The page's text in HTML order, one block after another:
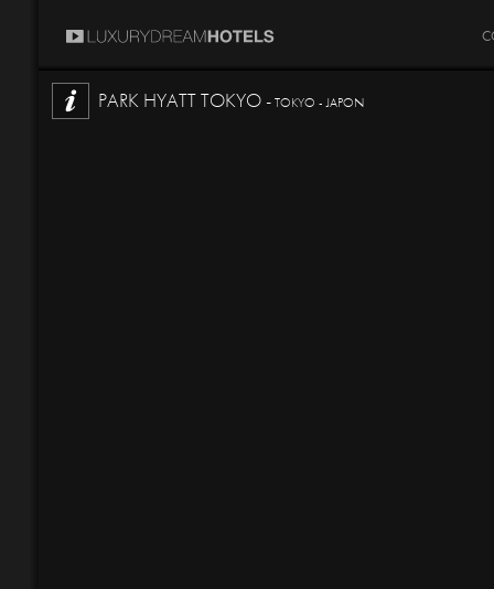
PARK HYATT TOKYO -TOKYO - JAPON